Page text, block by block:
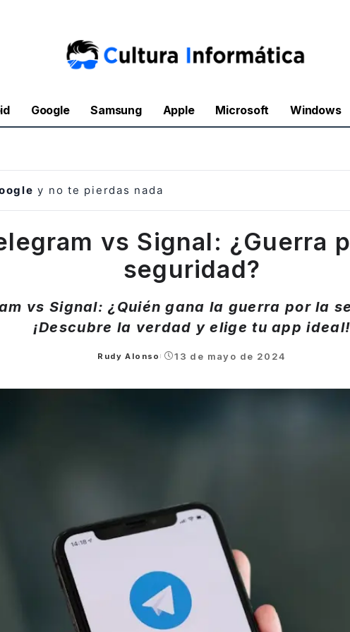
Google Samsung Apple Microsoft Windows
y no te pierdas nada
vs Signal: ¿Guerra
seguridad?
vs Signal: ¿Quién gana la guerra por la
¡Descubre la verdad y elige tu app
Posted
Rudy Alonso 13 de mayo de 2024